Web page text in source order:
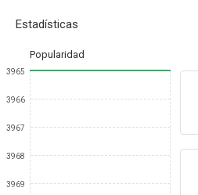
Estadísticas
Popularidad
3965
3966
3967
3968
3969